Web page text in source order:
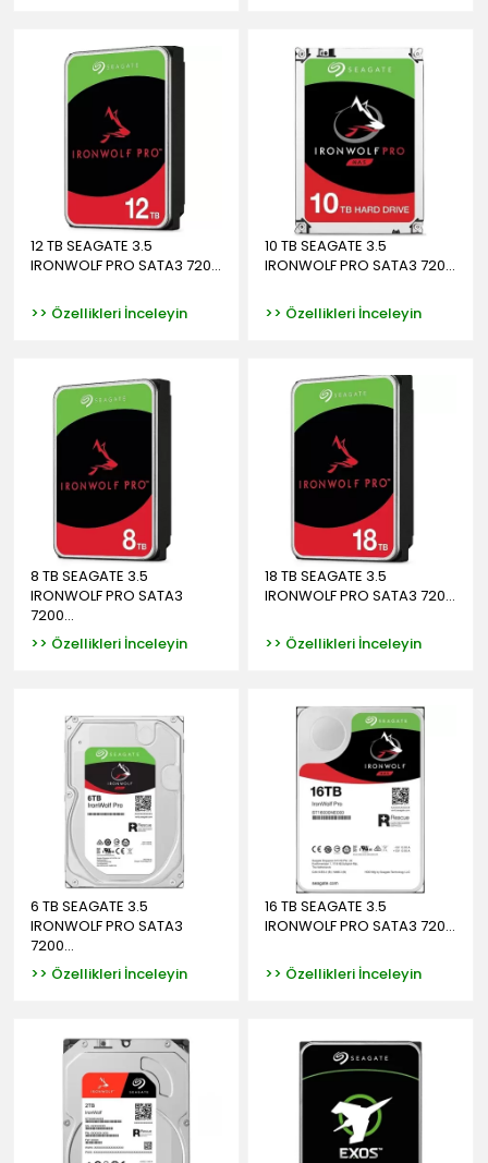
12 TB SEAGATE 3.5
IRONWOLF PRO SATA3 720...
>> Özellikleri İnceleyin
10 TB SEAGATE 3.5
IRONWOLF PRO SATA3 720...
>> Özellikleri İnceleyin
8 TB SEAGATE 3.5
IRONWOLF PRO SATA3
7200...
>> Özellikleri İnceleyin
18 TB SEAGATE 3.5
IRONWOLF PRO SATA3 720...
>> Özellikleri İnceleyin
6 TB SEAGATE 3.5
IRONWOLF PRO SATA3
7200...
>> Özellikleri İnceleyin
16 TB SEAGATE 3.5
IRONWOLF PRO SATA3 720...
>> Özellikleri İnceleyin